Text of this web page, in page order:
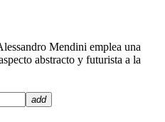
Mendini emplea una
abstracto y futurista a la
add